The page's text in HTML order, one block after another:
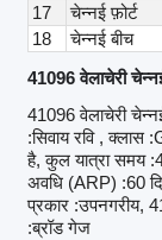
17
चेन्नई फ़ोर्ट
18
चेन्नई बीच
41096 वेलाचेरी
41096 वेलाचेरी
:सिवाय रवि , क्लास
है, कुल यात्रा समय
अवधि (ARP) :60
प्रकार :उपनगरीय,
:ब्रॉड गेज